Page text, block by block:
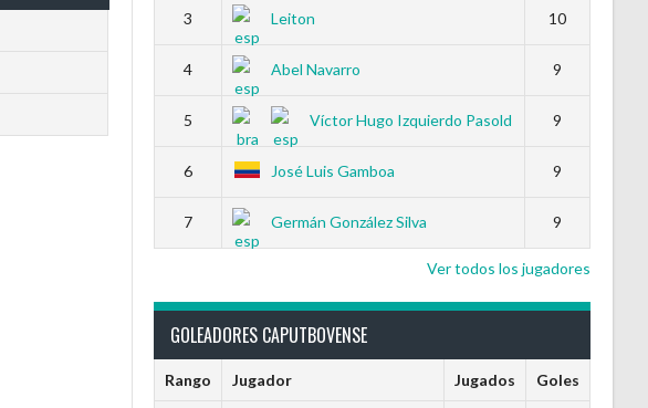
3 Leiton 10
4 Abel Navarro 9
5 Víctor Hugo Izquierdo Pasold 9
6 José Luis Gamboa 9
7 Germán González Silva 9
Ver todos los jugadores
GOLEADORES CAPUTBOVENSE
Rango Jugador Jugados Goles